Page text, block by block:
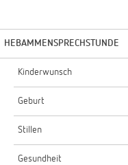
HEBAMMENSPRECHSTUNDE
Kinderwunsch
Geburt
Stillen
Gesundheit